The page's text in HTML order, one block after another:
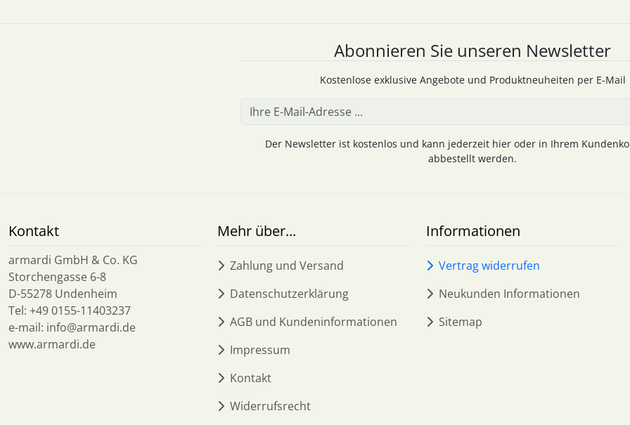
Abonnieren Sie unseren Newsletter
Kostenlose exklusive Angebote und Produktneuheiten per E-Mail
Der Newsletter ist kostenlos und kann jederzeit hier oder in Ihrem
abbestellt werden.
Kontakt
armardi GmbH & Co. KG
Storchengasse 6-8
D-55278 Undenheim
Tel: +49 0155-11403237
e-mail: info@armardi.de
www.armardi.de
Mehr über...
Zahlung und Versand
Datenschutzerklärung
AGB und Kundeninformationen
Impressum
Kontakt
Widerrufsrecht
Informationen
Vertrag widerrufen
Neukunden Informationen
Sitemap